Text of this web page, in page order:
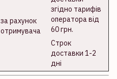
за рахунок
отримувача
згідно тарифів
оператора від
60 грн.
Строк
доставки 1-2
дні